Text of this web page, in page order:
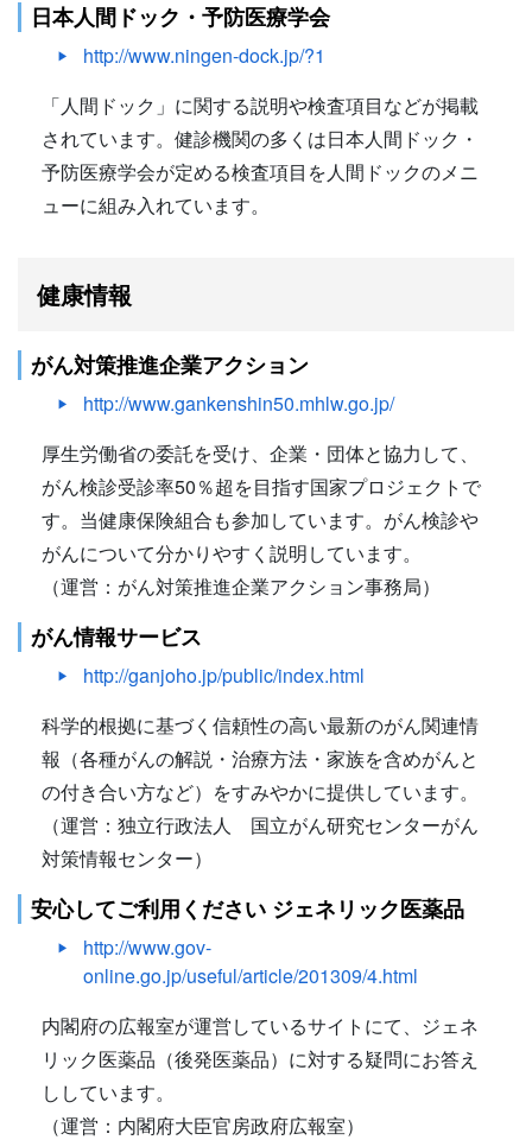
日本人間ドック・予防医療学会
http://www.ningen-dock.jp/?1
「人間ドック」に関する説明や検査項目などが掲載
されています。健診機関の多くは日本人間ドック・
予防医療学会が定める検査項目を人間ドックのメニ
ューに組み入れています。
健康情報
がん対策推進企業アクション
http://www.gankenshin50.mhlw.go.jp/
厚生労働省の委託を受け、企業・団体と協力して、
がん検診受診率50％超を目指す国家プロジェクトで
す。当健康保険組合も参加しています。がん検診や
がんについて分かりやすく説明しています。
（運営：がん対策推進企業アクション事務局）
がん情報サービス
http://ganjoho.jp/public/index.html
科学的根拠に基づく信頼性の高い最新のがん関連情
報（各種がんの解説・治療方法・家族を含めがんと
の付き合い方など）をすみやかに提供しています。
（運営：独立行政法人 国立がん研究センターがん
対策情報センター）
安心してご利用ください ジェネリック医薬品
http://www.gov-
online.go.jp/useful/article/201309/4.html
内閣府の広報室が運営しているサイトにて、ジェネ
リック医薬品（後発医薬品）に対する疑問にお答え
ししています。
（運営：内閣府大臣官房政府広報室）